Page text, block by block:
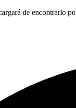
de encontrarlo